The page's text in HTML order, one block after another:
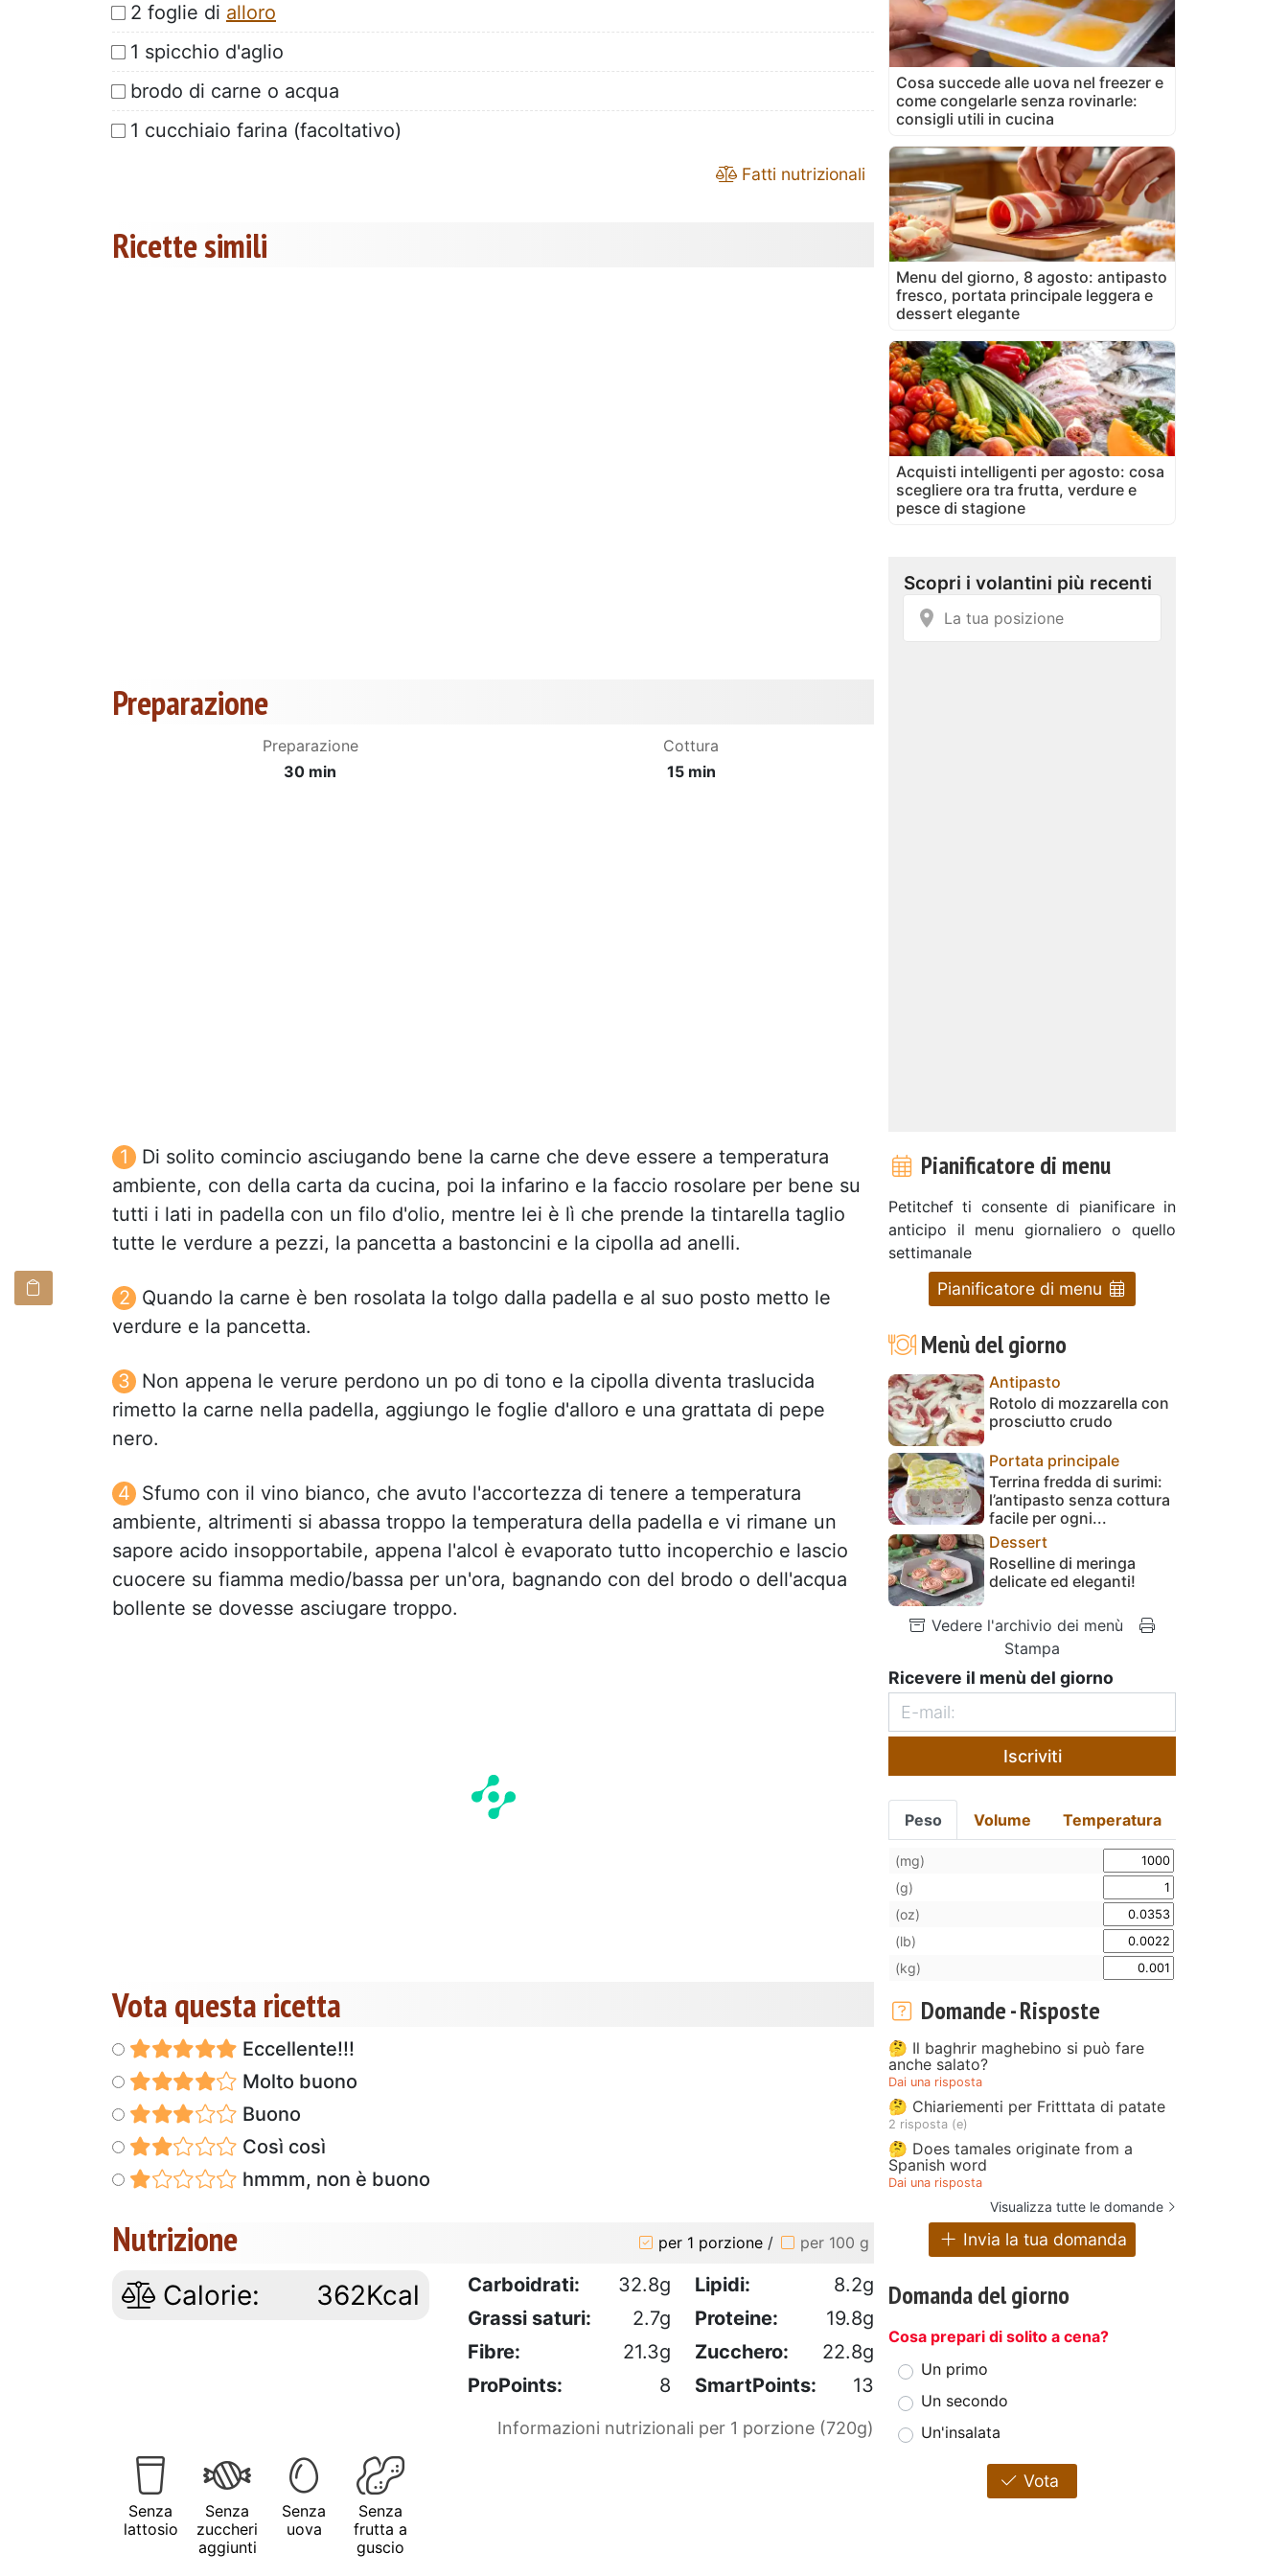
2 foglie di alloro
1 spicchio d'aglio
brodo di carne o acqua
1 cucchiaio farina (facoltativo)
Fatti nutrizionali
Ricette simili
Preparazione
Preparazione
30 min
Cottura
15 min
Di solito comincio asciugando bene la carne che deve essere a temperatura
ambiente, con della carta da cucina, poi la infarino e la faccio rosolare per bene su
tutti i lati in padella con un filo d'olio, mentre lei è lì che prende la tintarella taglio
tutte le verdure a pezzi, la pancetta a bastoncini e la cipolla ad anelli.
Quando la carne è ben rosolata la tolgo dalla padella e al suo posto metto le
verdure e la pancetta.
Non appena le verure perdono un po di tono e la cipolla diventa traslucida
rimetto la carne nella padella, aggiungo le foglie d'alloro e una grattata di pepe
nero.
Sfumo con il vino bianco, che avuto l'accortezza di tenere a temperatura
ambiente, altrimenti si abassa troppo la temperatura della padella e vi rimane un
sapore acido insopportabile, appena l'alcol è evaporato tutto incoperchio e lascio
cuocere su fiamma medio/bassa per un'ora, bagnando con del brodo o dell'acqua
bollente se dovesse asciugare troppo.
Vota questa ricetta
Eccellente!!!
Molto buono
Buono
Così così
hmmm, non è buono
Nutrizione per 1 porzione / per 100 g
Calorie: 362Kcal Carboidrati: 32.8g Lipidi:
8.2g
Grassi saturi:
2.7g Proteine:
19.8g
Fibre:
21.3g Zucchero:
22.8g
ProPoints:
8 SmartPoints: 13
Informazioni nutrizionali per 1 porzione (720g)
Senza
lattosio
Senza
zuccheri
aggiunti
Senza
uova
Senza
frutta a
guscio
Cosa succede alle uova nel freezer e
come congelarle senza rovinarle:
consigli utili in cucina
Menu del giorno, 8 agosto: antipasto
fresco, portata principale leggera e
dessert elegante
Acquisti intelligenti per agosto: cosa
scegliere ora tra frutta, verdure e
pesce di stagione
Pianificatore di menu
Petitchef ti consente di pianificare in
anticipo il menu giornaliero o quello
settimanale
Pianificatore di menu
Menù del giorno
Antipasto
Rotolo di mozzarella con
prosciutto crudo
Portata principale
Terrina fredda di surimi:
l’antipasto senza cottura
facile per ogni...
Dessert
Roselline di meringa
delicate ed eleganti!
Vedere l'archivio dei menù
Stampa
Ricevere il menù del giorno
Iscriviti
Peso Volume Temperatura
(mg)
(g)
(oz)
(lb)
(kg)
Domande - Risposte
🤔 Il baghrir maghebino si può fare
anche salato?
Dai una risposta
🤔 Chiariementi per Fritttata di patate
2 risposta (e)
🤔 Does tamales originate from a
Spanish word
Dai una risposta
Visualizza tutte le domande
Invia la tua domanda
Domanda del giorno
Cosa prepari di solito a cena?
Un primo
Un secondo
Un'insalata
Vota